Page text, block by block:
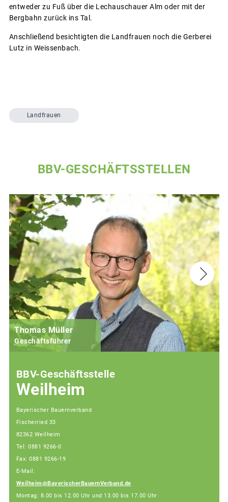
entweder zu Fuß über die Lechauschauer Alm oder mit der
Bergbahn zurück ins Tal.
Anschließend besichtigten die Landfrauen noch die Gerberei
Lutz in Weissenbach.
Landfrauen
BBV-GESCHÄFTSSTELLEN
Thomas Müller
Geschäftsführer
BBV-Geschäftsstelle
Weilheim
Bayerischer Bauernverband
Fischerried 33
82362 Weilheim
Tel: 0881 9266-0
Fax: 0881 9266-19
E-Mail:
Weilheim@BayerischerBauernVerband.de
Montag: 8.00 bis 12.00 Uhr und 13.00 bis 17.00 Uhr